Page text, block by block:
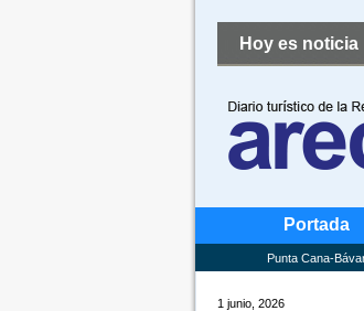
Hoy es noticia
Portada
Punta Cana-
1 junio, 2026